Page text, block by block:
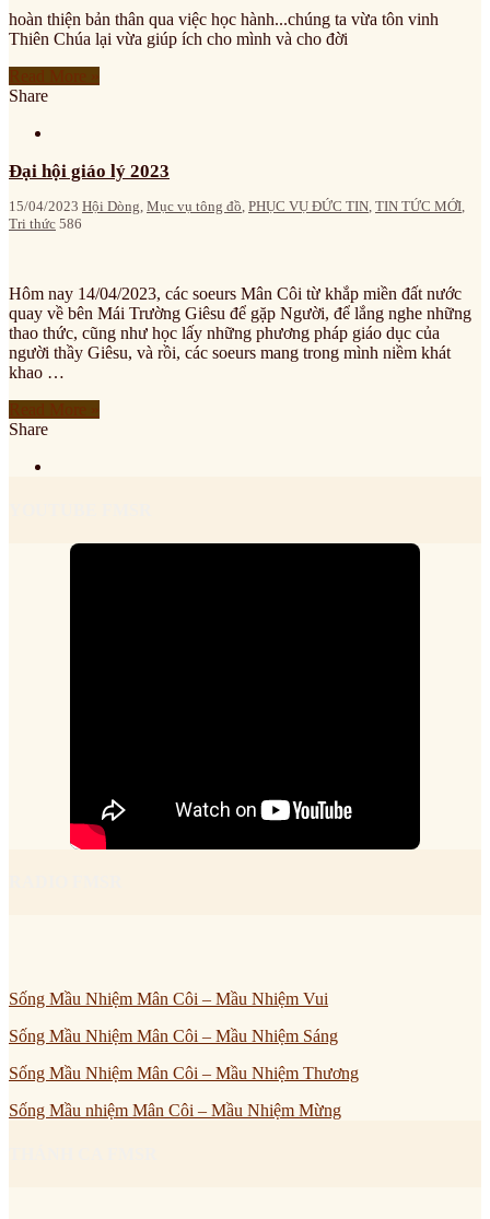
hoàn thiện bản thân qua việc học hành...chúng ta vừa tôn vinh
Thiên Chúa lại vừa giúp ích cho mình và cho đời
Share
Đại hội giáo lý 2023
15/04/2023 Hội Dòng, Mục vụ tông đồ, PHỤC VỤ ĐỨC TIN, TIN TỨC MỚI,
Tri thức 586
Hôm nay 14/04/2023, các soeurs Mân Côi từ khắp miền đất nước
quay về bên Mái Trường Giêsu để gặp Người, để lắng nghe những
thao thức, cũng như học lấy những phương pháp giáo dục của
người thầy Giêsu, và rồi, các soeurs mang trong mình niềm khát
khao …
Share
Sống Mầu Nhiệm Mân Côi – Mầu Nhiệm Vui
Sống Mầu Nhiệm Mân Côi – Mầu Nhiệm Sáng
Sống Mầu Nhiệm Mân Côi – Mầu Nhiệm Thương
Sống Mầu nhiệm Mân Côi – Mầu Nhiệm Mừng